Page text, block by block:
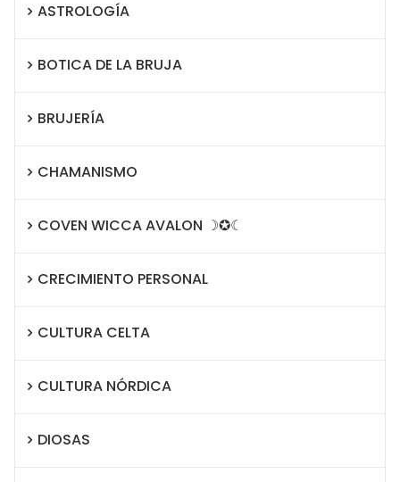
ASTROLOGÍA
BOTICA DE LA BRUJA
BRUJERÍA
CHAMANISMO
COVEN WICCA AVALON ☽✪☾
CRECIMIENTO PERSONAL
CULTURA CELTA
CULTURA NÓRDICA
DIOSAS